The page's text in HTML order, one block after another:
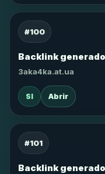
#100
Backlink
3aka4ka.at.ua
SI Abrir
#101
Backlink generado